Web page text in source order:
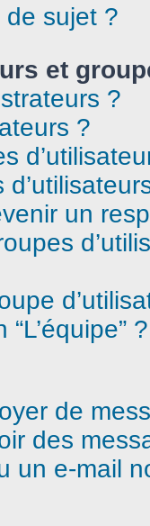
sujet ?
et
?
?
un
?
de
des
un e-mail